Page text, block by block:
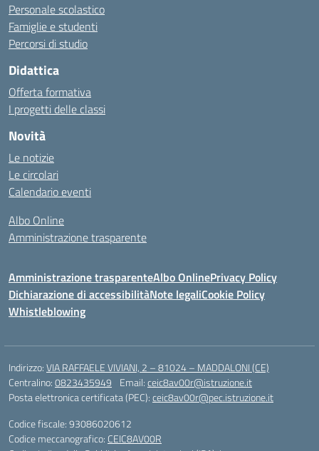
Personale scolastico
Famiglie e studenti
Percorsi di studio
Didattica
Offerta formativa
I progetti delle classi
Novità
Le notizie
Le circolari
Calendario eventi
Albo Online
Amministrazione trasparente
Amministrazione trasparenteAlbo OnlinePrivacy Policy
Dichiarazione di accessibilitàNote legaliCookie Policy
Whistleblowing
Indirizzo:VIA RAFFAELE VIVIANI, 2 – 81024 – MADDALONI (CE)
Centralino:0823435949 Email:ceic8av00r@istruzione.it
Posta elettronica certificata (PEC):ceic8av00r@pec.istruzione.it
Codice fiscale: 93086020612
Codice meccanografico: CEIC8AV00R